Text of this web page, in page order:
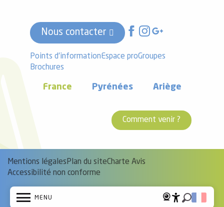
MENU
Nous contacter
Points d'informationEspace proGroupes
Brochures
France Pyrénées Ariège
Comment venir ?
Mentions légales Plan du siteCharte Avis
Accessibilité non conforme